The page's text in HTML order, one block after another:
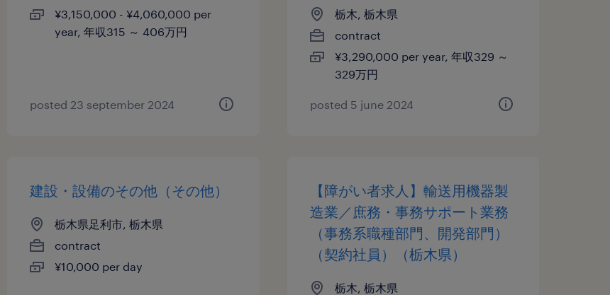
¥3,150,000 - ¥4,060,000 per
year, 年収315 ～ 406万円
posted 23 september 2024
栃木, 栃木県
contract
¥3,290,000 per year, 年収329 ～
329万円
posted 5 june 2024
建設・設備のその他（その他）
栃木県足利市, 栃木県
contract
¥10,000 per day
【障がい者求人】輸送用機器製
造業／庶務・事務サポート業務
（事務系職種部門、開発部門）
（契約社員）（栃木県）
栃木, 栃木県